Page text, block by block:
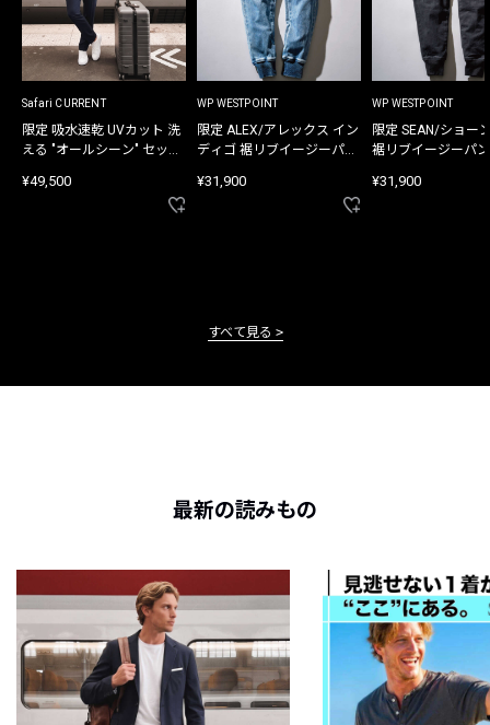
Safari CURRENT
限定 吸水速乾 UVカット 洗
える "オールシーン" セット
¥49,500
WP WESTPOINT
限定 ALEX/アレックス イン
ディゴ 裾リブイージーパン
¥31,900
WP WESTPOINT
限定 SEAN/ショー
裾リブイージーパ
¥31,900
すべて見る
最新の読みもの